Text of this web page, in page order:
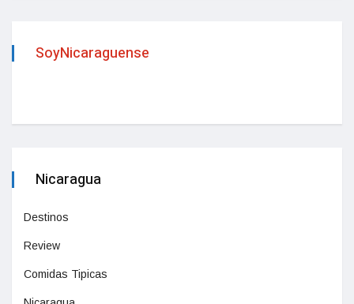
SoyNicaraguense
Nicaragua
Destinos
Review
Comidas Tipicas